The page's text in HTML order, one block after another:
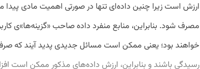
ارزش است زیرا چنین داده‌ای تنها در صورتی اهمیت مادی پیدا
مصرف شود. بنابراین، منابع منفرد داده صاحب «گزینه‌ها»ی
خواهند بود؛ یعنی ممکن است مسائل جدیدی پدید آیند که
‌رسیدگی باشند و بنابراین، ارزش داده‌های مذکور ممکن است